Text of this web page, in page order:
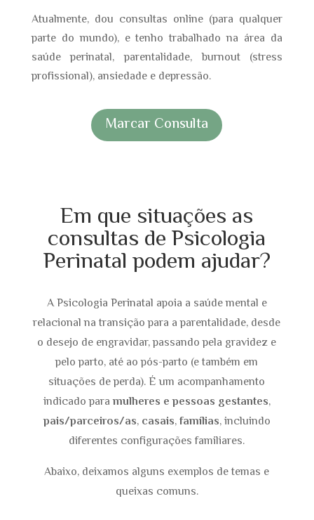
Atualmente, dou consultas online (para qualquer
parte do mundo), e tenho trabalhado na área da
saúde perinatal, parentalidade, burnout (stress
profissional), ansiedade e depressão.
Marcar Consulta
Em que situações as
consultas de Psicologia
Perinatal podem ajudar?
A Psicologia Perinatal apoia a saúde mental e
relacional na transição para a parentalidade, desde
o desejo de engravidar, passando pela gravidez e
pelo parto, até ao pós-parto (e também em
situações de perda). É um acompanhamento
indicado paramulheres e pessoas gestantes,
pais/parceiros/as, casais,famílias, incluindo
diferentes configurações familiares.
Abaixo, deixamos alguns exemplos de temas e
queixas comuns.